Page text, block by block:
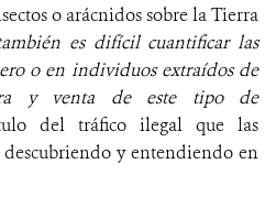
o arácnidos sobre la Tierra
es difícil cuantificar las
o en individuos extraídos de
y venta de este tipo de
del tráfico ilegal que las
descubriendo y entendiendo en